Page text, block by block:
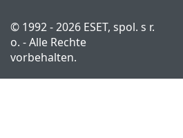
© 1992 - 2026 ESET, spol. s r.
o. - Alle Rechte
vorbehalten.